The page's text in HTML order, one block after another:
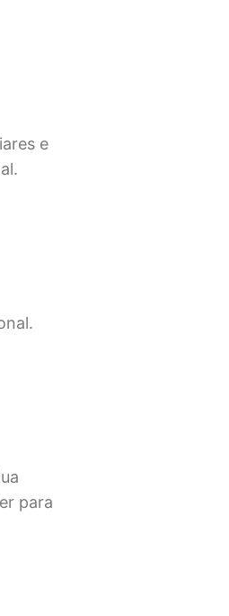
e
para